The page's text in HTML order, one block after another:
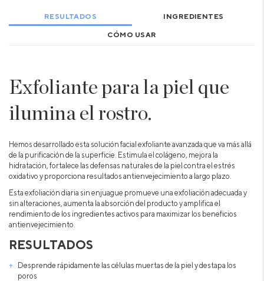
RESULTADOS INGREDIENTES
CÓMO USAR
Exfoliante para la piel que
ilumina el rostro.
Hemos desarrollado esta solución facial exfoliante avanzada que va más allá
de la purificación de la superficie. Estimula el colágeno, mejora la
hidratación, fortalece las defensas naturales de la piel contra el estrés
oxidativo y proporciona resultados antienvejecimiento a largo plazo.
Esta exfoliación diaria sin enjuague promueve una exfoliación adecuada y
sin alteraciones, aumenta la absorción del producto y amplifica el
rendimiento de los ingredientes activos para maximizar los beneficios
antienvejecimiento.
RESULTADOS
Desprende rápidamente las células muertas de la piel y destapa los
poros